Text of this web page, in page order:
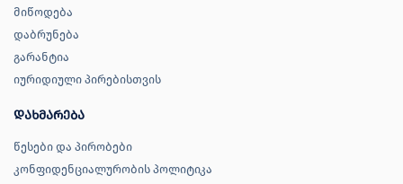
მიწოდება
დაბრუნება
გარანტია
იურიდიული პირებისთვის
დახმარება
წესები და პირობები
კონფიდენციალურობის პოლიტიკა